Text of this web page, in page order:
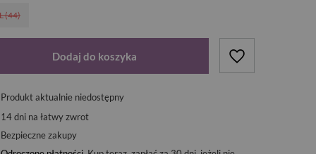
(44)
Dodaj do koszyka
Produkt aktualnie niedostępny
14dni na łatwy zwrot
Bezpieczne zakupy